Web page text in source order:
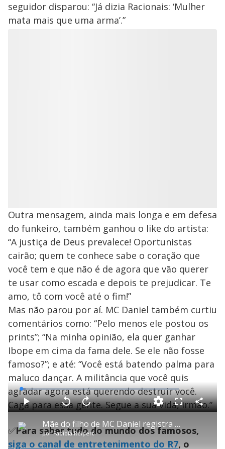
seguidor disparou: “Já dizia Racionais: ‘Mulher
mata mais que uma arma’.”
Outra mensagem, ainda mais longa e em defesa
do funkeiro, também ganhou o like do artista:
“A justiça de Deus prevalece! Oportunistas
cairão; quem te conhece sabe o coração que
você tem e que não é de agora que vão querer
te usar como escada e depois te prejudicar. Te
amo, tô com você até o fim!”
Mas não parou por aí. MC Daniel também curtiu
comentários como: “Pelo menos ele postou os
prints”; “Na minha opinião, ela quer ganhar
Ibope em cima da fama dele. Se ele não fosse
famoso?”; e até: “Você está batendo palma para
maluco dançar. A militância que você quis
agradar agora está querendo destruir você.
Caga para essa gente. Segue a sua vida, irmão.”
P Mãe do filho de MC Daniel registra boletim de ocorrência contra o funkeiro
porFabíola Reipert
P V
t
a
r
1
0
A
n
ç
a
1
L
o
a
d
e
:
2
.
9
1
%
F
l
s
c
e
C
o
✅Para saber tudo do mundo dos famosos,
siga o canal de entretenimento do R7, o